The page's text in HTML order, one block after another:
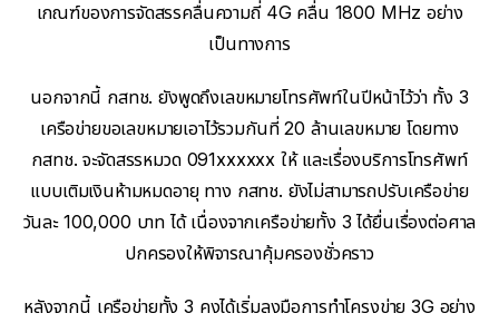
เกณฑ์ของการจัดสรรคลื่นความถี่ 4G คลื่น 1800 MHz อย่าง
เป็นทางการ
นอกจากนี้ กสทช. ยังพูดถึงเลขหมายโทรศัพท์ในปีหน้าไว้ว่า ทั้ง 3
เครือข่ายขอเลขหมายเอาไว้รวมกันที่ 20 ล้านเลขหมาย โดยทาง
กสทช. จะจัดสรรหมวด 091xxxxxx ให้ และเรื่องบริการโทรศัพท์
แบบเติมเงินห้ามหมดอายุ ทาง กสทช. ยังไม่สามารถปรับเครือข่าย
วันละ 100,000 บาท ได้ เนื่องจากเครือข่ายทั้ง 3 ได้ยื่นเรื่องต่อศาล
ปกครองให้พิจารณาคุ้มครองชั่วคราว
หลังจากนี้ เครือข่ายทั้ง 3 คงได้เริ่มลงมือการทำโครงข่าย 3G อย่าง